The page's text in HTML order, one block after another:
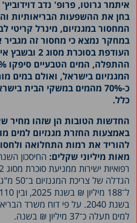
איתמר גרוטו, פרופ' נדב
בחן את ההשפעות הבריאותיות
המחסור במגנזיום, מינרל קריטי
במחקר נמצא כי מחסור זה
העודפת בסוכרת
המגנזיום בישראל, ואולם במים
כ-70% מהמים במשקי הבית
כלל.
החדשות הטובות הן שזהו מחיר
באמצעות החזרת מגנזיום למים
להוריד את רמות התחלואה
מאות מיליוני שקלים: החיסכון
בשנת 2040. על פי דוח משרד
למים תעלה כ־37 מיליון ₪ בשנה.